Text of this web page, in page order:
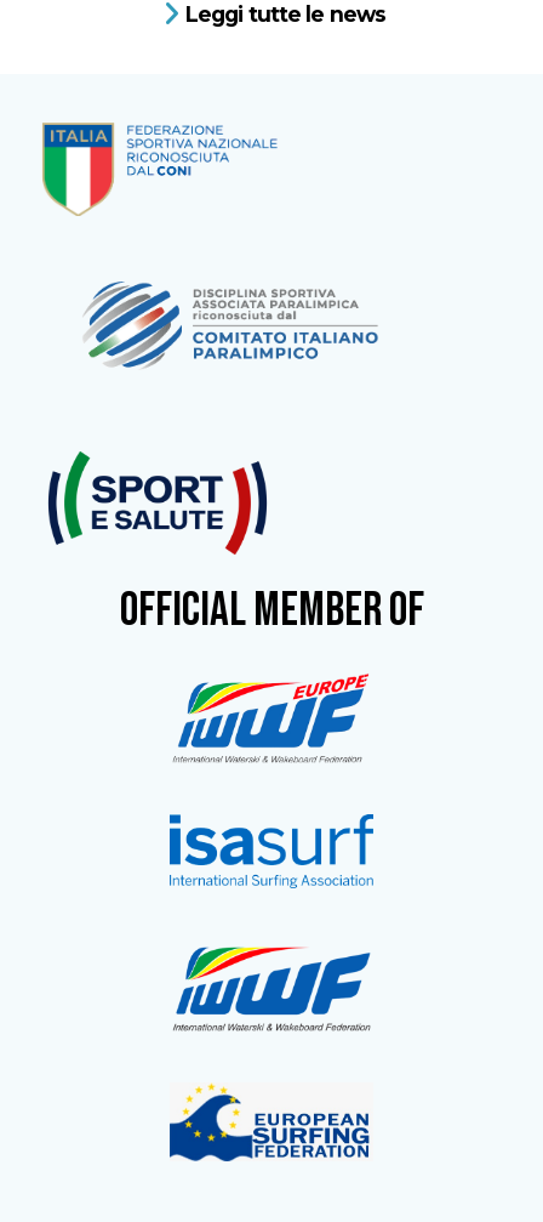
Leggi tutte le news
OFFICIAL MEMBER OF